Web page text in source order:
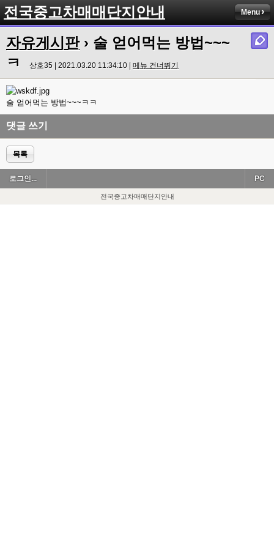
전국중고차매매단지안내 Menu
자유게시판› 술 얻어먹는 방법~~~
ㅋ
상호35 | 2021.03.20 11:34:10 | 메뉴 건너뛰기
술 얻어먹는 방법~~~ㅋㅋ
댓글 쓰기
목록
로그인... PC
전국중고차매매단지안내